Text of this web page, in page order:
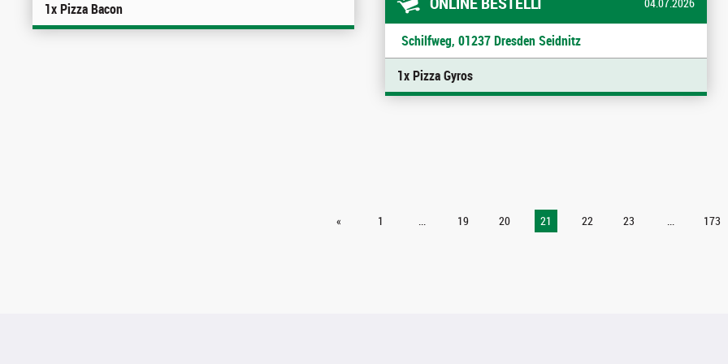
1x Pizza Bacon 04.07.2026
Schilfweg, 01237 Dresden Seidnitz
1x Pizza Gyros
« 1 ... 19 20 21 22 23 ... 173